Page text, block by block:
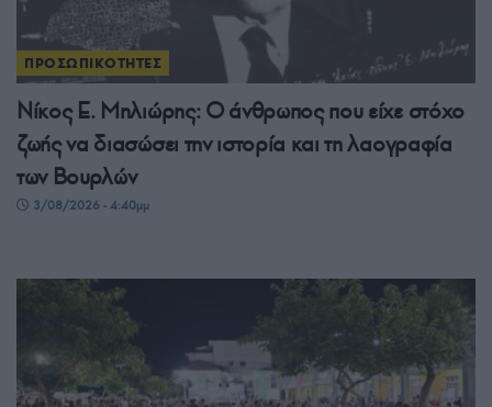
ΠΡΟΣΩΠΙΚΟΤΗΤΕΣ
Νίκος Ε. Μηλιώρης: Ο άνθρωπος που είχε στόχο
ζωής να διασώσει την ιστορία και τη λαογραφία
των Βουρλών
3/08/2026 - 4:40μμ